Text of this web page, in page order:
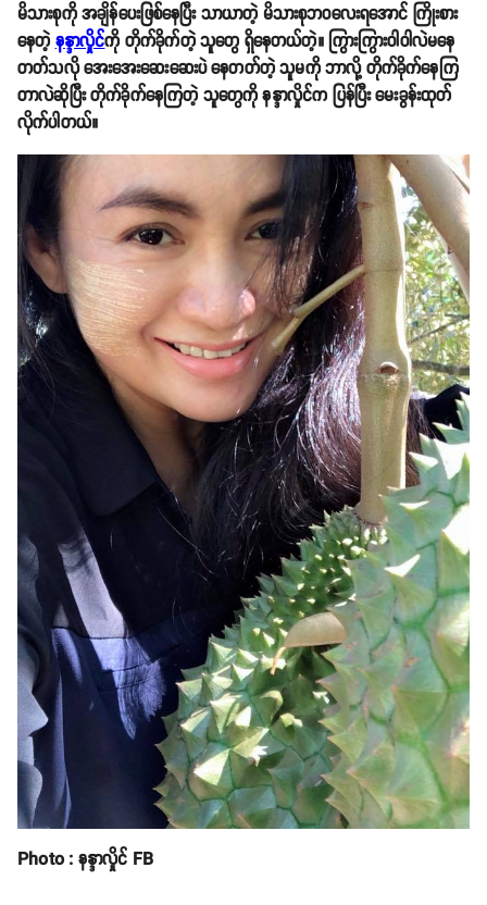
မိသားစုကို အချိန်ပေးဖြစ်နေပြီး သာယာတဲ့ မိသားစုဘဝလေးရအောင် ကြိုးစား
နေတဲ့နန္ဒာလှိုင်ကို တိုက်ခိုက်တဲ့ သူတွေ ရှိနေတယ်တဲ့။ ကြွားကြွားဝါဝါလဲမနေ
တတ်သလို အေးအေးဆေးဆေးပဲ နေတတ်တဲ့ သူမကို ဘာလို့ တိုက်ခိုက်နေကြ
တာလဲဆိုပြီး တိုက်ခိုက်နေကြတဲ့ သူတွေကို နန္ဒာလှိုင်က ပြန်ပြီး မေးခွန်းထုတ်
လိုက်ပါတယ်။
Photo : နန္ဒာလှိုင် FB